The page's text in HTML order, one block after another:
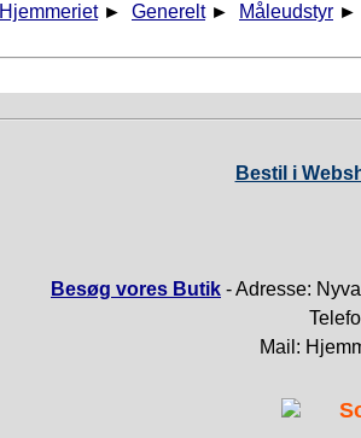
Hjemmeriet ► Generelt ► Måleudstyr ►
Bestil i
Besøg vores Butik - Adresse:
Mail: